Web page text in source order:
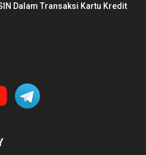
Dalam Transaksi Kartu Kredit